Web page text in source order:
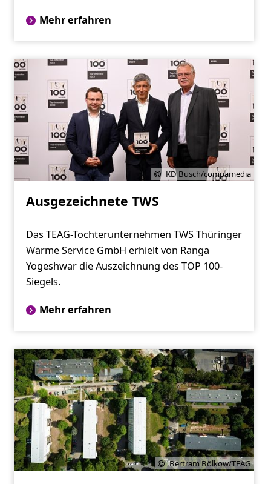
Mehr erfahren
KD Busch/compamedia
Ausgezeichnete TWS
Das TEAG-Tochterunternehmen TWS Thüringer
Wärme Service GmbH erhielt von Ranga
Yogeshwar die Auszeichnung des TOP 100-
Siegels.
Mehr erfahren
Bertram Bölkow/TEAG